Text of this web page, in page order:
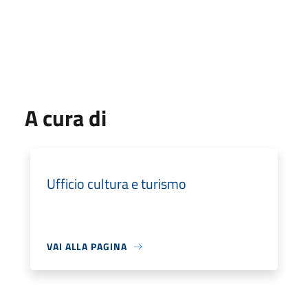
A cura di
Ufficio cultura e turismo
VAI ALLA PAGINA